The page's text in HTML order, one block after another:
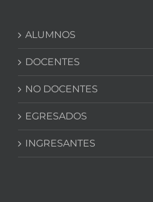
ALUMNOS
DOCENTES
NO DOCENTES
EGRESADOS
INGRESANTES